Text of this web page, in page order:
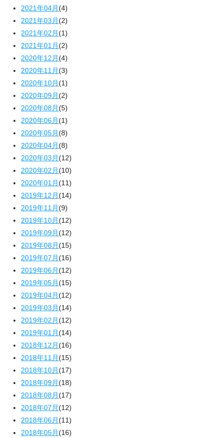
2021年04月(4)
2021年03月(2)
2021年02月(1)
2021年01月(2)
2020年12月(4)
2020年11月(3)
2020年10月(1)
2020年09月(2)
2020年08月(5)
2020年06月(1)
2020年05月(8)
2020年04月(8)
2020年03月(12)
2020年02月(10)
2020年01月(11)
2019年12月(14)
2019年11月(9)
2019年10月(12)
2019年09月(12)
2019年08月(15)
2019年07月(16)
2019年06月(12)
2019年05月(15)
2019年04月(12)
2019年03月(14)
2019年02月(12)
2019年01月(14)
2018年12月(16)
2018年11月(15)
2018年10月(17)
2018年09月(18)
2018年08月(17)
2018年07月(12)
2018年06月(11)
2018年05月(16)